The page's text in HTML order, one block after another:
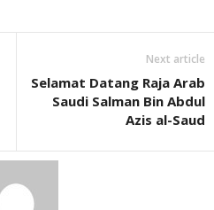
Next article
Selamat Datang Raja Arab
Saudi Salman Bin Abdul
Azis al-Saud